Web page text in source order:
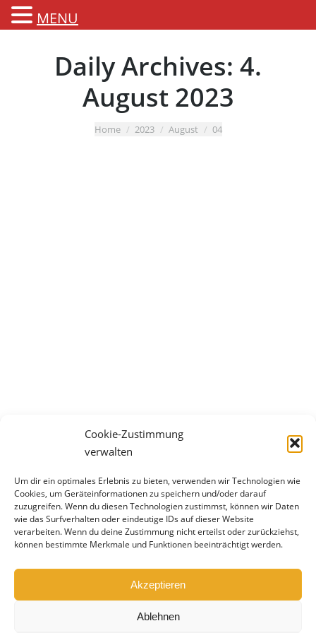
Cookie-Zustimmung
verwalten
Um dir ein optimales Erlebnis zu bieten, verwenden wir Technologien wie
Cookies, um Geräteinformationen zu speichern und/oder darauf
zuzugreifen. Wenn du diesen Technologien zustimmst, können wir Daten
wie das Surfverhalten oder eindeutige IDs auf dieser Website
verarbeiten. Wenn du deine Zustimmung nicht erteilst oder zurückziehst,
können bestimmte Merkmale und Funktionen beeinträchtigt werden.
Akzeptieren
Ablehnen
Daily Archives: 4.
August 2023
Home 2023 August 04
Suchtprävention daheim
Was weißt du über Cannabis? Wusstest du, dass
nach dem Konsum von Cannabis 24-72 Stunden
die aktive Teilnahme am Straßenverkehr nicht
gestattet ist? Das Risiko von Flashbacks ist in
dieser Zeit gegeben und somit die Gefahr, einen
Unfall zu verursachen. Wusstest du, dass im Falle
eines Unfalls die Versicherung nicht zahlt, wenn
MENU